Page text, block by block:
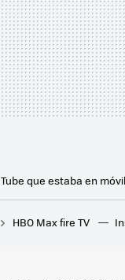
HBO Max fire TV